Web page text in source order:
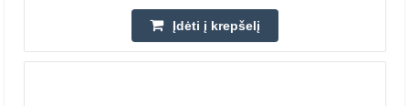
Įdėti į krepšelį
Įdėti į krepšelį